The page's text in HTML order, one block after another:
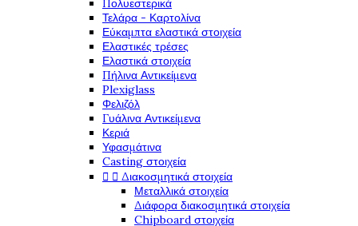
Πολυεστερικά
Τελάρα - Καρτολίνα
Εύκαμπτα ελαστικά στοιχεία
Ελαστικές τρέσες
Ελαστικά στοιχεία
Πήλινα Αντικείμενα
Plexiglass
Φελιζόλ
Γυάλινα Αντικείμενα
Κεριά
Υφασμάτινα
Casting στοιχεία
  Διακοσμητικά στοιχεία
Μεταλλικά στοιχεία
Διάφορα διακοσμητικά στοιχεία
Chipboard στοιχεία